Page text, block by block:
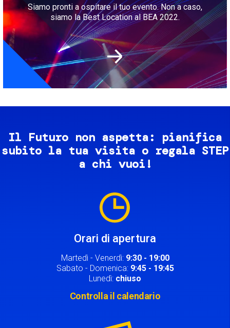
Siamo pronti a ospitare il tuo evento. Non a caso,
siamo la Best Location al BEA 2022.
Il Futuro non aspetta: pianifica
subito la tua visita o regala STEP
a chi vuoi!
Orari di apertura
Martedì - Venerdì: 9:30 - 19:00
Sabato - Domenica: 9:45 - 19:45
Lunedì: chiuso
Controlla il calendario